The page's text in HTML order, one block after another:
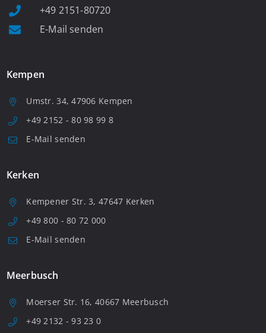
+49 2151-80720
E-Mail senden
Kempen
Umstr. 34, 47906 Kempen
+49 2152 - 80 98 99 8
E-Mail senden
Kerken
Kempener Str. 3, 47647 Kerken
+49 800 - 80 72 000
E-Mail senden
Meerbusch
Moerser Str. 16, 40667 Meerbusch
+49 2132 - 93 23 0